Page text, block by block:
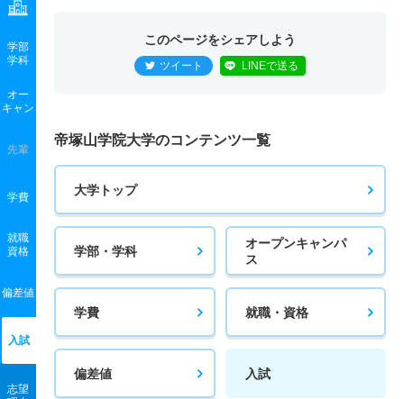
学部
学科
オー
キャン
先輩
学費
就職
資格
偏差値
入試
志望
このページをシェアしよう
ツイート LINEで送る
帝塚山学院大学のコンテンツ一覧
大学トップ
学部・学科
オープンキャンパ
ス
学費 就職・資格
偏差値 入試